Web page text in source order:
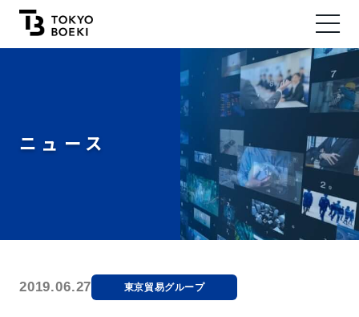
ニュース
2019.06.27 東京貿易グループ